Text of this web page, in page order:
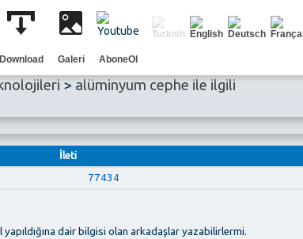
Download Galeri AboneOl
> alüminyum cephe ile ilgili
İleti
77434
dair bilgisi olan arkadaşlar yazabilirlermi.